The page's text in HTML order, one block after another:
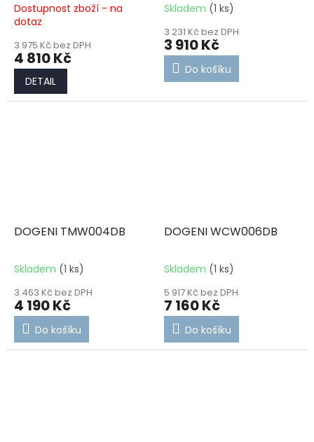
Dostupnost zboží - na
dotaz
3 975 Kč bez DPH
4 810 Kč
DETAIL
Skladem (1 ks)
3 231 Kč bez DPH
3 910 Kč
Do košíku
DOGENI TMW004DB
Skladem (1 ks)
3 463 Kč bez DPH
4 190 Kč
Do košíku
DOGENI WCW006DB
Skladem (1 ks)
5 917 Kč bez DPH
7 160 Kč
Do košíku